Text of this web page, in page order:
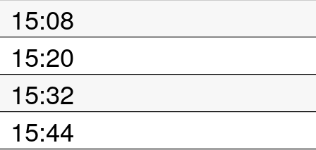
15:08
15:20
15:32
15:44